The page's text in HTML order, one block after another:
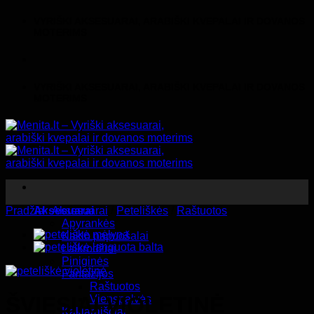
Aksesuarai
Apyrankės
Kaklo papuošalai
Laikrodžiai
Piniginės
Fantazijos
Raštuotos
Vienspalvės
Kaklaraiščiai
Pradžia /Aksesuarai Peteliškės Raštuotos
ŠVIESIAI VIOLETINĖ